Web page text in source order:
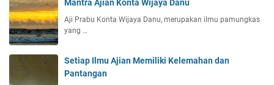
Mantra Ajian Konta Wijaya Danu
Aji Prabu Konta Wijaya Danu, merupakan ilmu pamungkas
yang …
Setiap Ilmu Ajian Memiliki Kelemahan dan
Pantangan